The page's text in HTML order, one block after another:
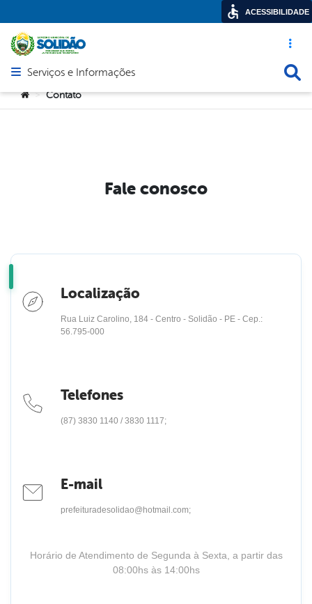
Acesso
Abrir menu principal de navegação
Serviços e Informações
Você está aqui:
> Contato
Fale conosco
Localização
Rua Luiz Carolino, 184 - Centro - Solidão - PE - Cep.:
56.795-000
Telefones
(87) 3830 1140 / 3830 1117;
E-mail
prefeituradesolidao@hotmail.com;
Horário de Atendimento de Segunda à Sexta, a partir das
08:00hs às 14:00hs
ACESSIBILIDADE